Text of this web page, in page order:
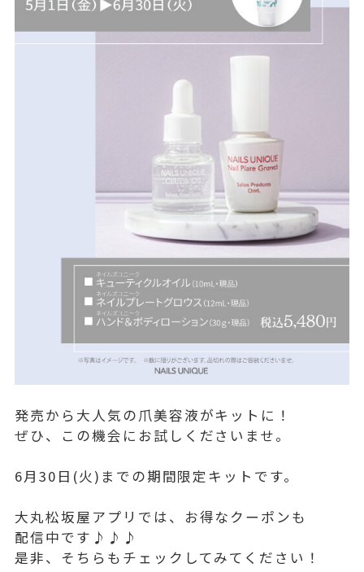
発売から大人気の爪美容液がキットに！
ぜひ、この機会にお試しくださいませ。
6月30日(火)までの期間限定キットです。
大丸松坂屋アプリでは、お得なクーポンも
配信中です♪♪♪
是非、そちらもチェックしてみてください！